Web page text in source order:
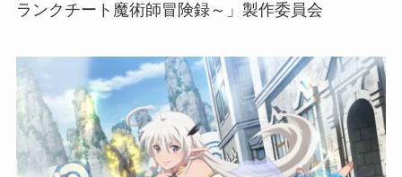
ランクチート魔術師冒険録～」製作委員会